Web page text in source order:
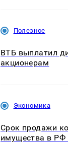
Полезное
ВТБ выплатил
акционерам
Экономика
Срок продажи
имущества в РФ